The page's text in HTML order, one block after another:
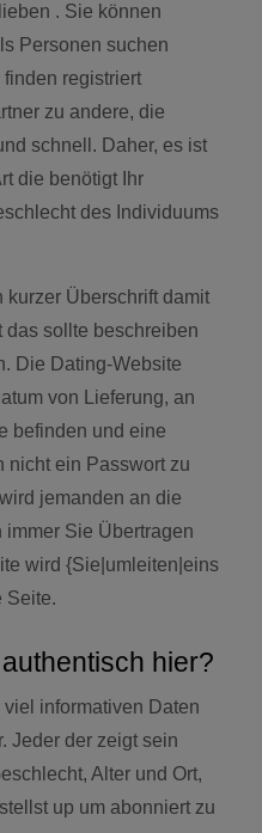
. Sie können
Personen suchen
registriert
zu andere, die
schnell. Daher, es ist
die benötigt Ihr
des Individuums
kurzer Überschrift damit
das sollte beschreiben
Die Dating-Website
von Lieferung, an
befinden und eine
nicht ein Passwort zu
jemanden an die
immer Sie Übertragen
wird {Sie|umleiten|eins
Seite.
hier?
informativen Daten
Jeder der zeigt sein
Alter und Ort,
up um abonniert zu